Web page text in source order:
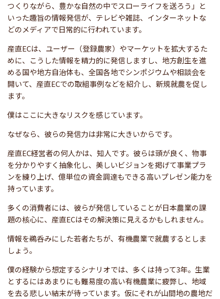
つくりながら、豊かな自然の中でスローライフを送ろう」と
いった趣旨の情報発信が、テレビや雑誌、インターネットな
どのメディアで日常的に行われています。
産直ECは、ユーザー（登録農家）やマーケットを拡大するた
めに、こうした情報を精力的に発信しますし、地方創生を進
める国や地方自治体も、全国各地でシンポジウムや相談会を
開いて、産直ECでの取組事例などを紹介し、新規就農を促し
ます。
僕はここに大きなリスクを感じています。
なぜなら、彼らの発信力は非常に大きいからです。
産直EC経営者の何人かは、知人です。彼らは頭が良く、物事
を分かりやすく抽象化し、美しいビジョンを掲げて事業プラ
ンを練り上げ、億単位の資金調達もできる高いプレゼン能力を
持っています。
多くの消費者には、彼らが発信していることが日本農業の課
題の核心に、産直ECはその解決策に見えるかもしれません。
情報を鵜呑みにした若者たちが、有機農業で就農するとしま
しょう。
僕の経験から想定するシナリオでは、多くは持って3年。生業
とするにはあまりにも難易度の高い有機農業に疲弊し、地域
を去る悲しい結末が待っています。仮にそれが山間地の農地だ